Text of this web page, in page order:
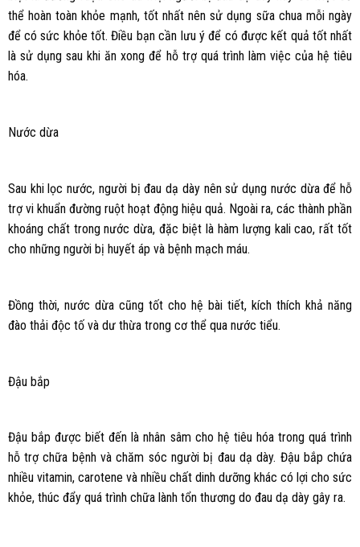
thể hoàn toàn khỏe mạnh, tốt nhất nên sử dụng sữa chua mỗi ngày
để có sức khỏe tốt. Điều bạn cần lưu ý để có được kết quả tốt nhất
là sử dụng sau khi ăn xong để hỗ trợ quá trình làm việc của hệ tiêu
hóa.
Nước dừa
Sau khi lọc nước, người bị đau dạ dày nên sử dụng nước dừa để hỗ
trợ vi khuẩn đường ruột hoạt động hiệu quả. Ngoài ra, các thành phần
khoáng chất trong nước dừa, đặc biệt là hàm lượng kali cao, rất tốt
cho những người bị huyết áp và bệnh mạch máu.
Đồng thời, nước dừa cũng tốt cho hệ bài tiết, kích thích khả năng
đào thải độc tố và dư thừa trong cơ thể qua nước tiểu.
Đậu bắp
Đậu bắp được biết đến là nhân sâm cho hệ tiêu hóa trong quá trình
hỗ trợ chữa bệnh và chăm sóc người bị đau dạ dày. Đậu bắp chứa
nhiều vitamin, carotene và nhiều chất dinh dưỡng khác có lợi cho sức
khỏe, thúc đẩy quá trình chữa lành tổn thương do đau dạ dày gây ra.